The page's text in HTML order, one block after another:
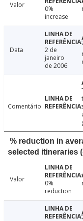
Valor
0%
increase
Data
2 de
janeiro
de 2006
Comentário
% reduction in
selected itineraries
Valor
0%
reduction